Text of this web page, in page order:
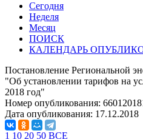
Сегодня
Неделя
Месяц
ПОИСК
КАЛЕНДАРЬ
Постановление Региональной
"Об установлении тарифов на
2018 год"
Номер опубликования:
Дата опубликования: 17.12.2018
1 10 20 50 ВСЕ